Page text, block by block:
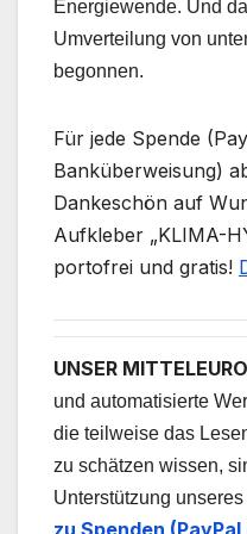
Energiewende. Und
Umverteilung von
begonnen.
Für jede Spende
Banküberweisung)
Dankeschön auf
Aufkleber „KLIMA-
portofrei und gratis!
UNSER
und automatisierte
die teilweise das
zu schätzen wissen,
Unterstützung
zu Spenden